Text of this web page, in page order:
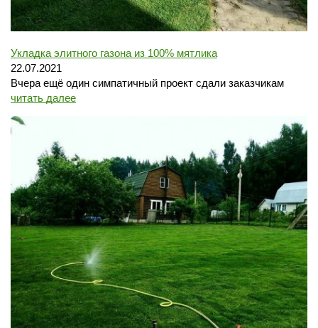
Укладка элитного газона из 100% мятлика
22.07.2021
Вчера ещё один симпатичный проект сдали заказчикам
читать далее